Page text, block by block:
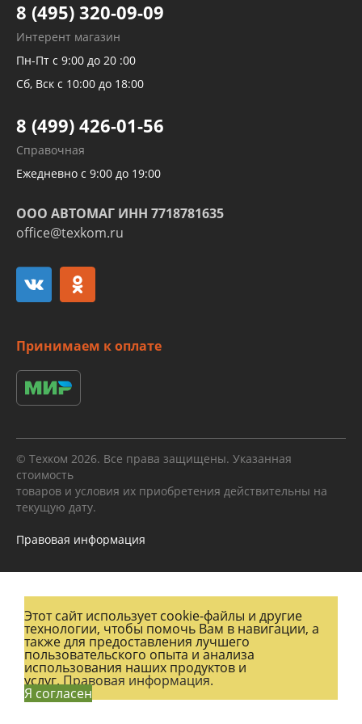
Тормозных трубок
Рукавов гидроусилителей
Рукавов компрессоров и турбин
Трубок кондиционеров
Развертка пайка медных стальных
алюминиевых трубок и штуцеров
8 (495) 320-09-09
Интерент магазин
Пн-Пт с 9:00 до 20 :00
Сб, Вск с 10:00 до 18:00
8 (499) 426-01-56
Справочная
Ежедневно с 9:00 до 19:00
ООО АВТОМАГ ИНН 7718781635
office@texkom.ru
Принимаем к оплате
© Техком 2026. Все права защищены. Указанная
стоимость
товаров и условия их приобретения действительны на
текущую дату.
Правовая информация
Этот сайт использует cookie-файлы и другие
технологии, чтобы помочь Вам в навигации, а
также для предоставления лучшего
пользовательского опыта и анализа
использования наших продуктов и
услуг.Правовая информация.
Я согласен